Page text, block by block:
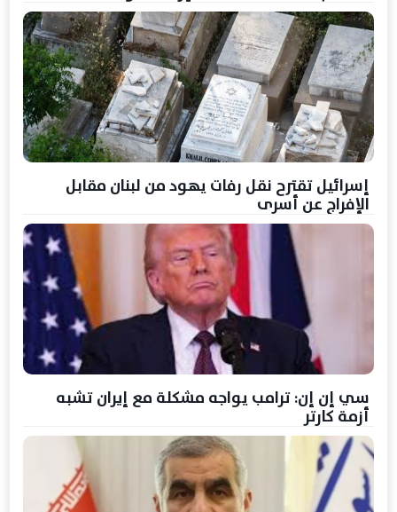
إسرائيل تقترح نقل رفات يهود من لبنان مقابل
الإفراج عن أسرى
سي إن إن: ترامب يواجه مشكلة مع إيران تشبه
أزمة كارتر